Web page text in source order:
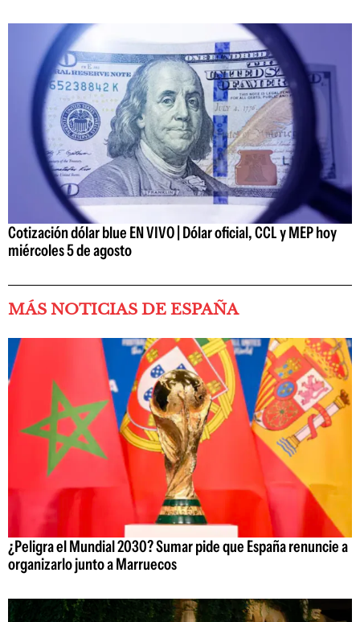
Cotización dólar blue EN VIVO | Dólar oficial, CCL y MEP hoy
miércoles 5 de agosto
MÁS NOTICIAS DE ESPAÑA
¿Peligra el Mundial 2030? Sumar pide que España renuncie a
organizarlo junto a Marruecos